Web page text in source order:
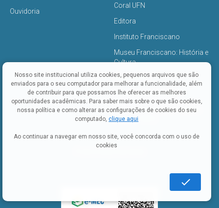
Nosso site institucional utiliza cookies, pequenos arquivos que são
enviados para o seu computador para melhorar a funcionalidade, além
de contribuir para que possamos lhe oferecer as melhores
oportunidades acadêmicas. Para saber mais sobre o que são cookies,
nossa política e como alterar as configurações de cookies do seu
computado,clique aqui
Ao continuar a navegar em nosso site, você concorda com o uso de
cookies
Ouvidoria
Coral UFN
Editora
Instituto Franciscano
Museu Franciscano: História e
Cultura
Olhar da Fé
Pastoral Universitária
Sala de Exposições Angelita
Stefani - IMAS